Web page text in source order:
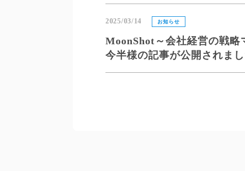
2025/03/14 お知らせ
MoonShot～会社経営の戦
今半様の記事が公開されま